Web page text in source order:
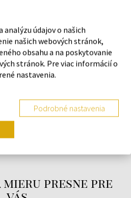
a nechá sa unášať očarujúcim vírom
Žiarivá a zmyselná, okúzľujúca a
rozžiari všetkých okolo
život plnými dúškami. Takáto
mieru presne pre
údajov o našich
našich webových stránok,
obsahu a na poskytovanie
stránok. Pre viac informácií o
nastavenia.
Podrobné nastavenia